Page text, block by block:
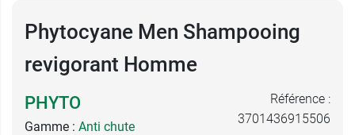
Phytocyane Men Shampooing
revigorant Homme
PHYTO
Gamme : Anti chute
Référence :
3701436915506